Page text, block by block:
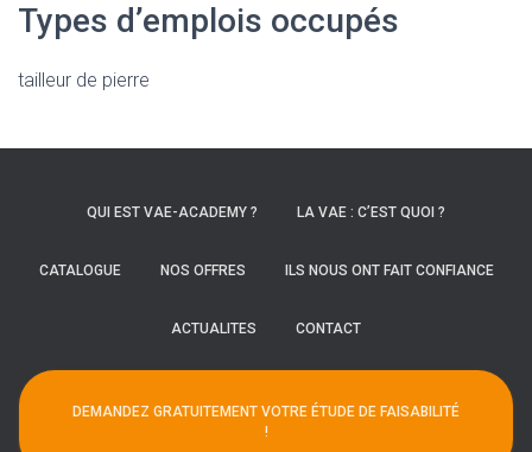
Types d’emplois occupés
tailleur de pierre
QUI EST VAE-ACADEMY ? LA VAE : C’EST QUOI ?
CATALOGUE NOS OFFRES ILS NOUS ONT FAIT CONFIANCE
ACTUALITES CONTACT
DEMANDEZ GRATUITEMENT VOTRE ÉTUDE DE FAISABILITÉ
!